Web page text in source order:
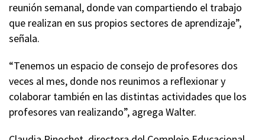
reunión semanal, donde van compartiendo el trabajo
que realizan en sus propios sectores de aprendizaje”,
señala.
“Tenemos un espacio de consejo de profesores dos
veces al mes, donde nos reunimos a reflexionar y
colaborar también en las distintas actividades que los
profesores van realizando”, agrega Walter.